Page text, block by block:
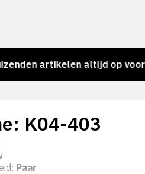
artikelen altijd op voorraad!
K04-403
Paar